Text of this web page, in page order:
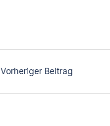
Vorheriger Beitrag